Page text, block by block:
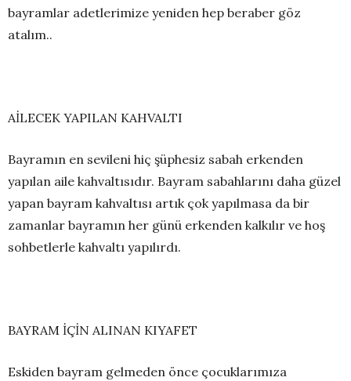
bayramlar adetlerimize yeniden hep beraber göz
atalım..
AİLECEK YAPILAN KAHVALTI
Bayramın en sevileni hiç şüphesiz sabah erkenden
yapılan aile kahvaltısıdır. Bayram sabahlarını daha güzel
yapan bayram kahvaltısı artık çok yapılmasa da bir
zamanlar bayramın her günü erkenden kalkılır ve hoş
sohbetlerle kahvaltı yapılırdı.
BAYRAM İÇİN ALINAN KIYAFET
Eskiden bayram gelmeden önce çocuklarımıza